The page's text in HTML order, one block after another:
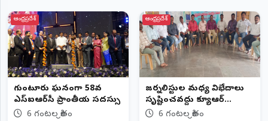
©
2026
NTODAY
NEWS
ప్రతి
క్షణం
-
ప్రజల
పక్షం
ఆంధ్రప్రదేశ్
గుంటూరులో ఘనంగా 58వ
ఎస్‌ఐఆర్‌సీ ప్రాంతీయ సదస్సు
6 గంటల క్రితం
ఆంధ్రప్రదేశ్
జర్నలిస్టుల మధ్య విభేదాలు
సృష్టించవద్దు క్యూఆర్‌
కోడ్,ప్రెస్‌ స్టిక్కర్ల పేరుతో
6 గంటల క్రితం